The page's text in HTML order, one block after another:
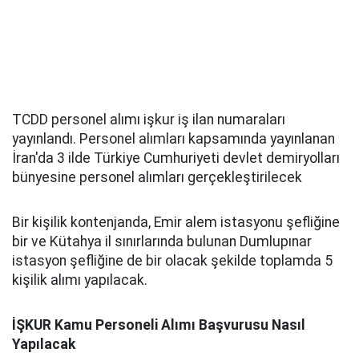
TCDD personel alımı işkur iş ilan numaraları
yayınlandı. Personel alımları kapsamında yayınlanan
İran'da 3 ilde Türkiye Cumhuriyeti devlet demiryolları
bünyesine personel alımları gerçekleştirilecek
Bir kişilik kontenjanda, Emir alem istasyonu şefliğine
bir ve Kütahya il sınırlarında bulunan Dumlupınar
istasyon şefliğine de bir olacak şekilde toplamda 5
kişilik alımı yapılacak.
İŞKUR Kamu Personeli Alımı Başvurusu Nasıl
Yapılacak